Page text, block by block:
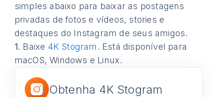
simples abaixo para baixar as postagens
privadas de fotos e vídeos, stories e
destaques do Instagram de seus amigos.
1. Baixe 4K Stogram . Está disponível para
macOS, Windows e Linux.
Obtenha 4K Stogram